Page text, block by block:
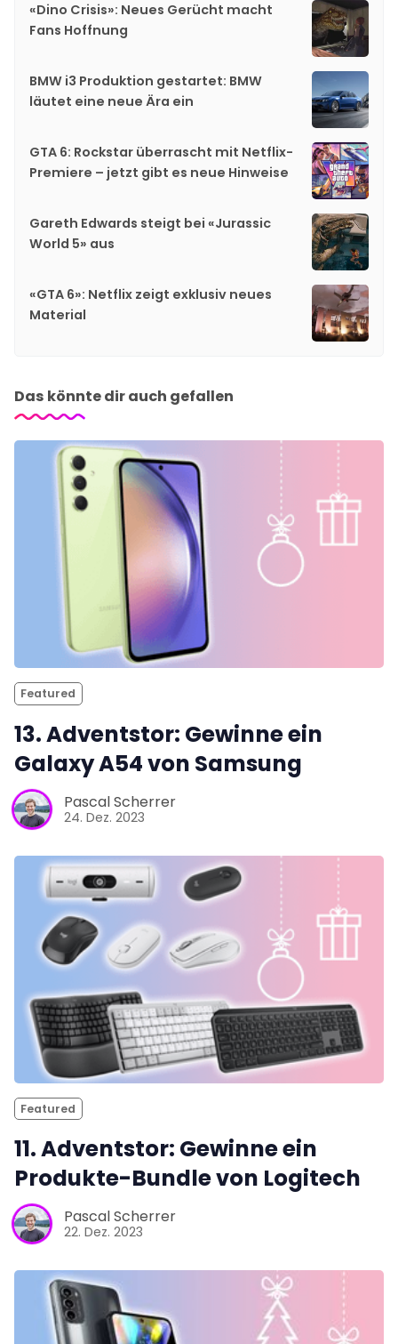
«Dino Crisis»: Neues Gerücht macht
Fans Hoffnung
BMW i3 Produktion gestartet: BMW
läutet eine neue Ära ein
GTA 6: Rockstar überrascht mit Netflix-
Premiere – jetzt gibt es neue Hinweise
Gareth Edwards steigt bei «Jurassic
World 5» aus
«GTA 6»: Netflix zeigt exklusiv neues
Material
Das könnte dir auch gefallen
Featured
13. Adventstor: Gewinne ein
Galaxy A54 von Samsung
Pascal Scherrer
24. Dez. 2023
Featured
11. Adventstor: Gewinne ein
Produkte-Bundle von Logitech
Pascal Scherrer
22. Dez. 2023